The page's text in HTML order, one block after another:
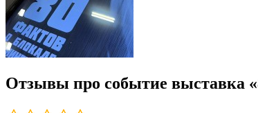
Отзывы про событие выставка